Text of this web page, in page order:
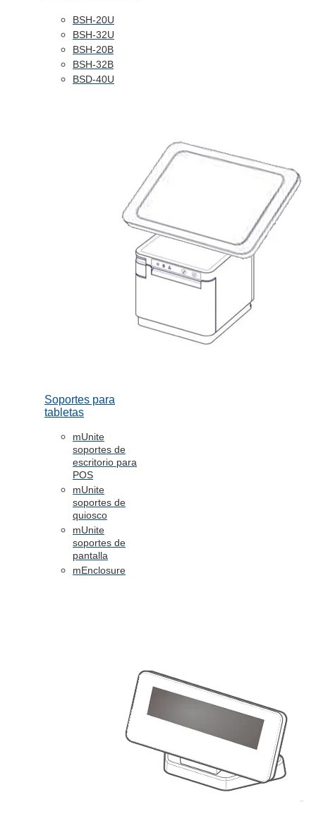
BSH-20U
BSH-32U
BSH-20B
BSH-32B
BSD-40U
Soportes para
tabletas
mUnite
soportes de
escritorio para
POS
mUnite
soportes de
quiosco
mUnite
soportes de
pantalla
mEnclosure